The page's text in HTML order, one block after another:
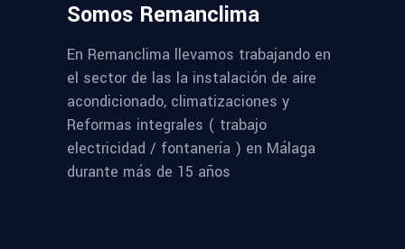
Somos Remanclima
En Remanclima llevamos trabajando en
el sector de las la instalación de aire
acondicionado, climatizaciones y
Reformas integrales ( trabajo
electricidad / fontanería ) en Málaga
durante más de 15 años